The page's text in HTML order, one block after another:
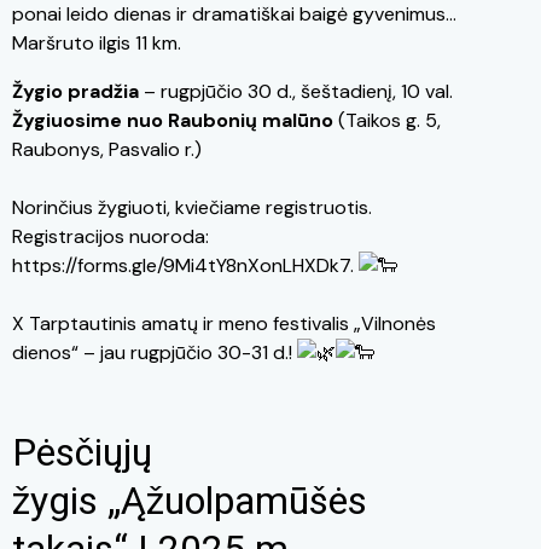
ponai leido dienas ir dramatiškai baigė gyvenimus…
Maršruto ilgis 11 km.
Žygio pradžia – rugpjūčio 30 d., šeštadienį, 10 val.
Žygiuosime nuo Raubonių malūno(Taikos g. 5,
Raubonys, Pasvalio r.)
Norinčius žygiuoti, kviečiame registruotis.
Registracijos nuoroda:
https://forms.gle/9Mi4tY8nXonLHXDk7.
X Tarptautinis amatų ir meno festivalis „Vilnonės
dienos“ – jau rugpjūčio 30-31 d.!